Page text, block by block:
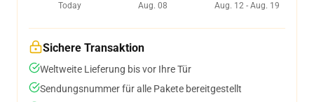
Today
Aug. 08
Aug. 12 - Aug. 19
Sichere Transaktion
Weltweite Lieferung bis vor Ihre Tür
Sendungsnummer für alle Pakete bereitgestellt